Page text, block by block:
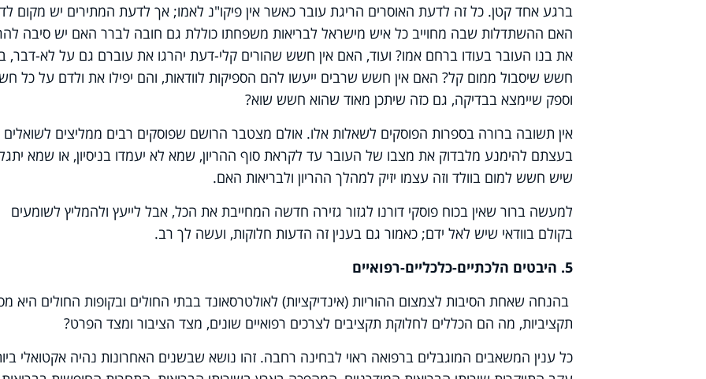
ברגע אחד קטן. כל זה לדעת האוסרים הריגת עובר כאשר אין פיקו"נ לאמו; אך לדעת המתירים יש מקום
האם ההשתדלות שבה מחוייב כל איש מישראל לבריאות משפחתו כוללת גם חובה לברר האם יש סיבה
את בנו העובר בעודו ברחם אמו? ועוד, האם אין חשש שהורים קלי-דעת יהרגו את עוברם גם על לא-דבר,
חשש שיסבול ממום קל? האם אין חשש שרבים ייעשו להם הספיקות לוודאות, והם יפילו את ולדם על כל
וספק שיימצא בבדיקה, גם כזה שיתכן מאוד שהוא חשש שוא?
אין תשובה ברורה בספרות הפוסקים לשאלות אלו. אולם מצטבר הרושם שפוסקים רבים ממליצים לשואלים
בעצתם להימנע מלבדוק את מצבו של העובר עד לקראת סוף ההריון, שמא לא יעמדו בניסיון, או שמא
שיש חשש למום בוולד וזה עצמו יזיק למהלך ההריון ולבריאות האם.
למעשה ברור שאין בכוח פוסקי דורנו לגזור גזירה חדשה המחייבת את הכל, אבל לייעץ ולהמליץ לשומעים
בקולם בוודאי שיש לאל ידם; כאמור גם בענין זה הדעות חלוקות, ועשה לך רב.
5. היבטים הלכתיים-כלכליים-רפואיים
בהנחה שאחת הסיבות לצמצום ההוריות (אינדיקציות) לאולטרסאונד בבתי החולים ובקופות החולים היא
תקציביות, מה הם הכללים לחלוקת תקציבים לצרכים רפואיים שונים, מצד הציבור ומצד הפרט?
כל ענין המשאבים המוגבלים ברפואה ראוי לבחינה רחבה. זהו נושא שבשנים האחרונות נהיה אקטואלי